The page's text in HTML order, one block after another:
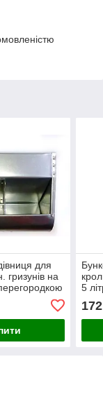
для
гризунів на
5